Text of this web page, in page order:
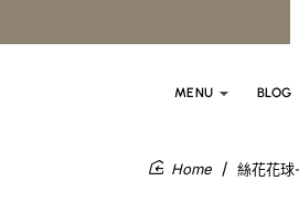
MENU BLOG
絲花花